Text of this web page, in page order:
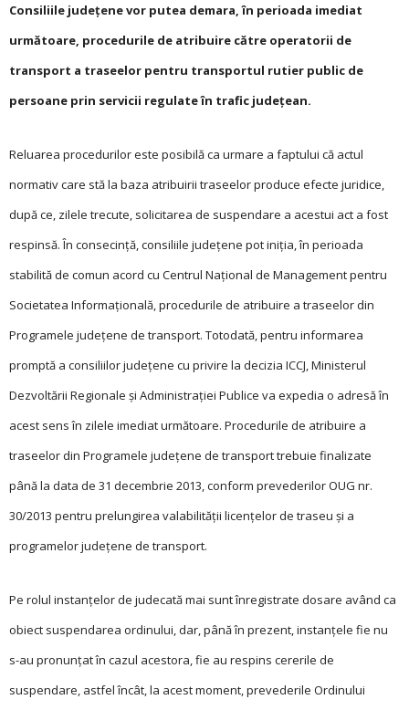
Consiliile judeţene vor putea demara, în perioada imediat
următoare, procedurile de atribuire către operatorii de
transport a traseelor pentru transportul rutier public de
persoane prin servicii regulate în trafic judeţean.
Reluarea procedurilor este posibilă ca urmare a faptului că actul
normativ care stă la baza atribuirii traseelor produce efecte juridice,
după ce, zilele trecute, solicitarea de suspendare a acestui act a fost
respinsă. În consecinţă, consiliile judeţene pot iniţia, în perioada
stabilită de comun acord cu Centrul Naţional de Management pentru
Societatea Informaţională, procedurile de atribuire a traseelor din
Programele judeţene de transport. Totodată, pentru informarea
promptă a consiliilor judeţene cu privire la decizia ICCJ, Ministerul
Dezvoltării Regionale şi Administraţiei Publice va expedia o adresă în
acest sens în zilele imediat următoare. Procedurile de atribuire a
traseelor din Programele judeţene de transport trebuie finalizate
până la data de 31 decembrie 2013, conform prevederilor OUG nr.
30/2013 pentru prelungirea valabilităţii licenţelor de traseu şi a
programelor judeţene de transport.
Pe rolul instanţelor de judecată mai sunt înregistrate dosare având ca
obiect suspendarea ordinului, dar, până în prezent, instanţele fie nu
s-au pronunţat în cazul acestora, fie au respins cererile de
suspendare, astfel încât, la acest moment, prevederile Ordinului